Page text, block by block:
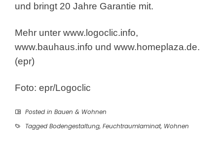
und bringt 20 Jahre Garantie mit.
Mehr unter www.logoclic.info,
www.bauhaus.info und www.homeplaza.de.
(epr)
Foto: epr/Logoclic
Posted in Bauen & Wohnen
Tagged Bodengestaltung, Feuchtraumlaminat, Wohnen